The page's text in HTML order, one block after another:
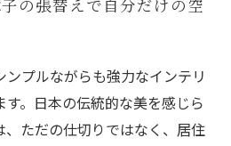
の張替えで自分だけの空
プルながらも強力なインテリ
。日本の伝統的な美を感じら
ただの仕切りではなく、居住